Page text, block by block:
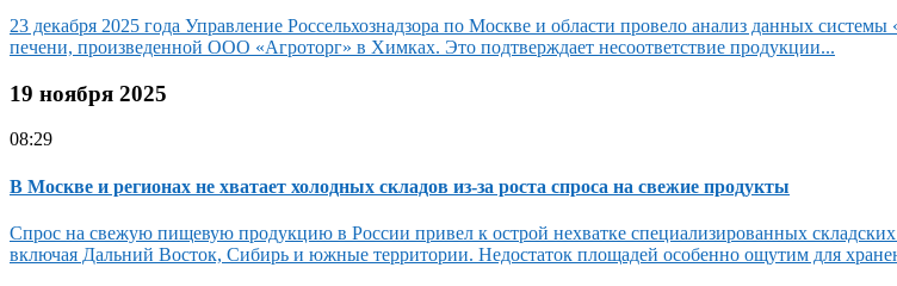
23 декабря 2025 года Управление Россельхознадзора по Москве и области провело анализ данных
печени, произведенной ООО «Агроторг» в Химках. Это подтверждает несоответствие продукции...
19 ноября 2025
08:29
В Москве и регионах не хватает холодных складов из-за роста спроса на свежие продукты
Спрос на свежую пищевую продукцию в России привел к острой нехватке специализированных
включая Дальний Восток, Сибирь и южные территории. Недостаток площадей особенно ощутим для